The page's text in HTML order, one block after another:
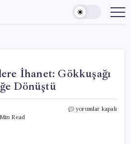
İhanet: Gökkuşağı
Dönüştü
Read
Doğal
yorumlar kapalı